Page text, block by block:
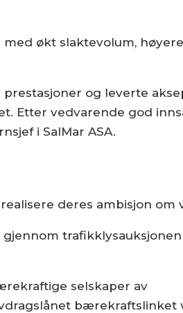
økt slaktevolum,
og leverte
Etter vedvarende god
i SalMar ASA.
deres ambisjon
selskaper av
bærekraftslinket